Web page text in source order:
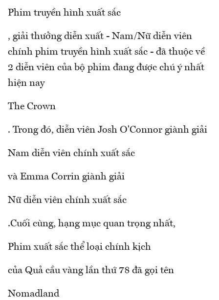
Phim truyền hình xuất sắc
, giải thưởng diễn xuất - Nam/Nữ diễn viên
chính phim truyền hình xuất sắc - đã thuộc về
2 diễn viên của bộ phim đang được chú ý nhất
hiện nay
The Crown
. Trong đó, diễn viên Josh O'Connor giành giải
Nam diễn viên chính xuất sắc
và Emma Corrin giành giải
Nữ diễn viên chính xuất sắc
.Cuối cùng, hạng mục quan trọng nhất,
Phim xuất sắc thể loại chính kịch
của Quả cầu vàng lần thứ 78 đã gọi tên
Nomadland